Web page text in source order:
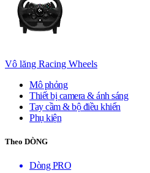
Vô lăng Racing Wheels
Mô phỏng
Thiết bị camera & ánh sáng
Tay cầm & bộ điều khiển
Phụ kiện
Theo DÒNG
Dòng PRO